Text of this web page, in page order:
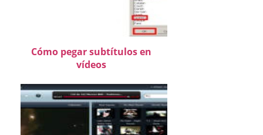
Cómo pegar subtítulos en
vídeos